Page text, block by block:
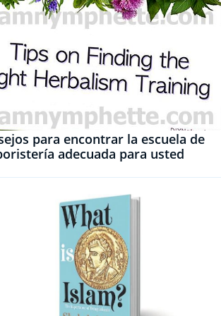
para encontrar la escuela de
adecuada para usted